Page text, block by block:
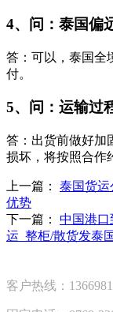
4、问：泰国偏
答：可以，泰国全
付。
5、问：运输过
答：出货前做好加
损坏，将按照合作
上一篇： 泰国货运
优势
下一篇： 中国港口
运_整柜/散货发泰
客户热线：